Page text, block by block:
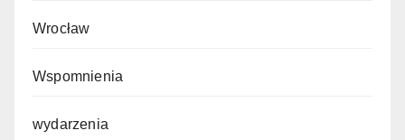
Wrocław
Wspomnienia
wydarzenia